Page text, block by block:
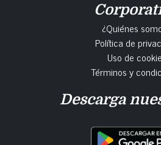
¿Quiénes
Política de
Uso de
Términos y
Descarga